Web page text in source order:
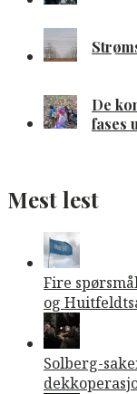
De
fases
Mest lest
Fire
og
Solberg-